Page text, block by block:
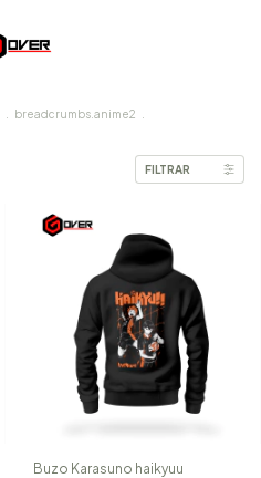
breadcrumbs.anime2
FILTRAR
Buzo Karasuno haikyuu